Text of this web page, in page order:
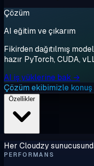
Çözüm
AI eğitim ve çıkarım
Fikirden dağıtılmış
hazır PyTorch, CUDA,
AI iş yüklerine bak →
Çözüm ekibimizle
Özellikler
Her Cloudzy
PERFORMANS